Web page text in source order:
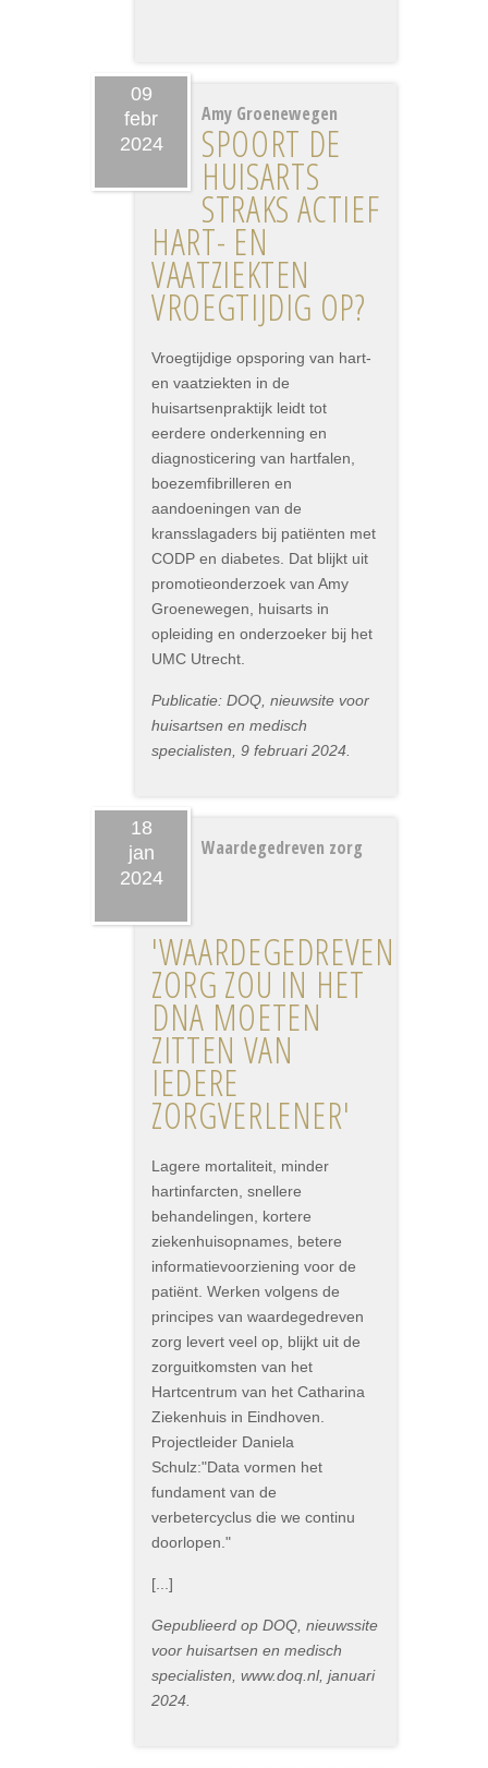
09
febr
2024
Amy Groenewegen
SPOORT DE
HUISARTS
STRAKS ACTIEF
HART- EN
VAATZIEKTEN
VROEGTIJDIG OP?
Vroegtijdige opsporing van hart-
en vaatziekten in de
huisartsenpraktijk leidt tot
eerdere onderkenning en
diagnosticering van hartfalen,
boezemfibrilleren en
aandoeningen van de
kransslagaders bij patiënten met
CODP en diabetes. Dat blijkt uit
promotieonderzoek van Amy
Groenewegen, huisarts in
opleiding en onderzoeker bij het
UMC Utrecht.
Publicatie: DOQ, nieuwsite voor
huisartsen en medisch
specialisten, 9 februari 2024.
18
jan
2024
Waardegedreven zorg
'WAARDEGEDREVEN
ZORG ZOU IN HET
DNA MOETEN
ZITTEN VAN
IEDERE
ZORGVERLENER'
Lagere mortaliteit, minder
hartinfarcten, snellere
behandelingen, kortere
ziekenhuisopnames, betere
informatievoorziening voor de
patiënt. Werken volgens de
principes van waardegedreven
zorg levert veel op, blijkt uit de
zorguitkomsten van het
Hartcentrum van het Catharina
Ziekenhuis in Eindhoven.
Projectleider Daniela
Schulz:"Data vormen het
fundament van de
verbetercyclus die we continu
doorlopen."
[...]
Gepublieerd op DOQ, nieuwssite
voor huisartsen en medisch
specialisten, www.doq.nl, januari
2024.